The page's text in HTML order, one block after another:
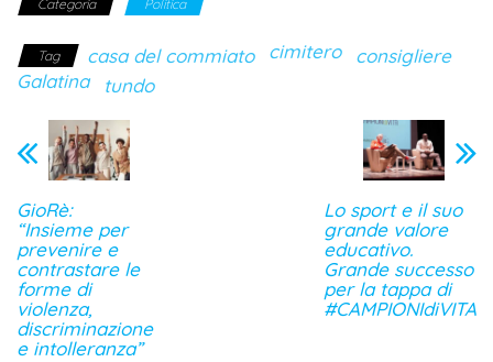
Categoria Politica
Tag casa del commiato cimitero
consigliere
Galatina
tundo
GioRè:
“Insieme per
prevenire e
contrastare le
forme di
violenza,
discriminazione
e intolleranza”
Lo sport e il suo
grande valore
educativo.
Grande successo
per la tappa di
#CAMPIONIdiVITA